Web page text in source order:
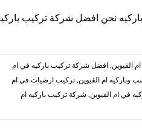
القيوين, افضل شركة تركيب باركيه في ام
ام القيوين, تركيب ارضيات في ام
في ام القيوين, شركة تركيب باركيه ام